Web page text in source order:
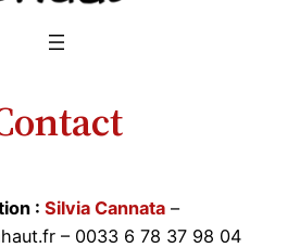
: Silvia Cannata–
– 0033 6 78 37 98 04